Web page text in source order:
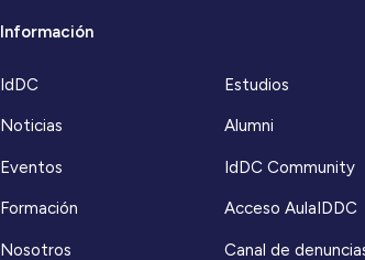
Información
IdDC
Noticias
Eventos
Formación
Nosotros
Estudios
Alumni
IdDC Community
Acceso AulaIDDC
Canal de